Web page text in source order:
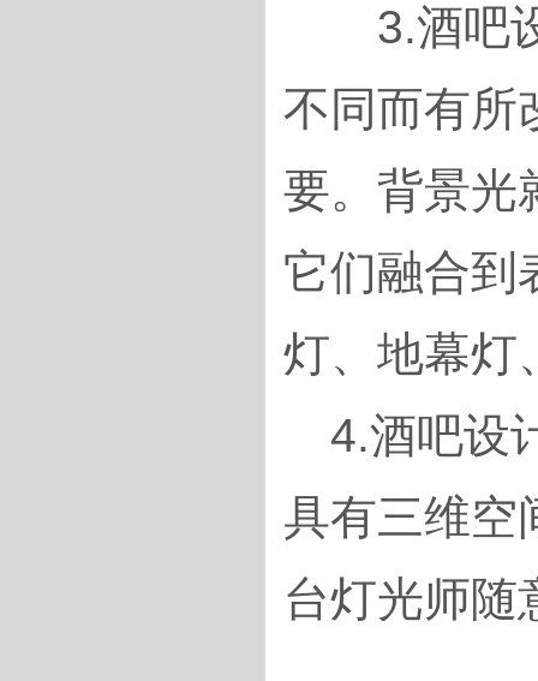
3.酒吧设
不同而有所
要。背景光
它们融合到
灯、地幕灯
4.酒吧设
具有三维空
台灯光师随